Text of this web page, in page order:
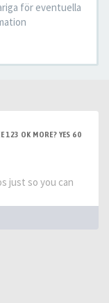
för eventuella
123 OK MORE? YES 60
just so you can